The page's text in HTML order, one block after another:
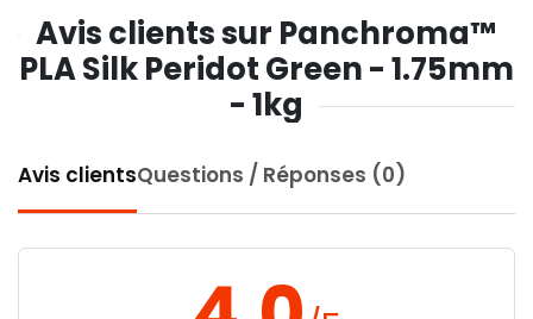
Avis clients sur Panchroma™
PLA Silk Peridot Green - 1.75mm
- 1kg
Avis clientsQuestions / Réponses (0)